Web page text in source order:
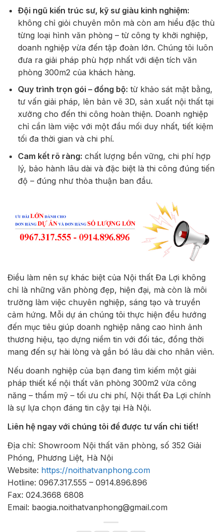
Đội ngũ kiến trúc sư, kỹ sư giàu kinh nghiệm:
không chỉ giỏi chuyên môn mà còn am hiểu đặc thù
từng loại hình văn phòng – từ công ty khởi nghiệp,
doanh nghiệp vừa đến tập đoàn lớn. Chúng tôi luôn
đưa ra giải pháp phù hợp nhất với diện tích văn
phòng 300m2 của khách hàng.
Quy trình trọn gói – đồng bộ: từ khảo sát mặt bằng,
tư vấn giải pháp, lên bản vẽ 3D, sản xuất nội thất tại
xưởng cho đến thi công hoàn thiện. Doanh nghiệp
chỉ cần làm việc với một đầu mối duy nhất, tiết kiệm
tối đa thời gian và chi phí.
Cam kết rõ ràng: chất lượng bền vững, chi phí hợp
lý, bảo hành lâu dài và đặc biệt là thi công đúng tiến
độ – đúng như thỏa thuận ban đầu.
Điều làm nên sự khác biệt của Nội thất Đa Lợi không
chỉ là những văn phòng đẹp, hiện đại, mà còn là môi
trường làm việc chuyên nghiệp, sáng tạo và truyền
cảm hứng. Mỗi dự án chúng tôi thực hiện đều hướng
đến mục tiêu giúp doanh nghiệp nâng cao hình ảnh
thương hiệu, tạo dựng niềm tin với đối tác, đồng thời
mang đến sự hài lòng và gắn bó lâu dài cho nhân viên.
Nếu doanh nghiệp của bạn đang tìm kiếm một giải
pháp thiết kế nội thất văn phòng 300m2 vừa công
năng – thẩm mỹ – tối ưu chi phí, Nội thất Đa Lợi chính
là sự lựa chọn đáng tin cậy tại Hà Nội.
Liên hệ ngay với chúng tôi để được tư vấn chi tiết!
Địa chỉ: Showroom Nội thất văn phòng, số 352 Giải
Phóng, Phương Liệt, Hà Nội
Website: https://noithatvanphong.com
Hotline: 0967.317.555 – 0914.896.896
Fax: 024.3668 6808
Email: baogia.noithatvanphong@gmail.com